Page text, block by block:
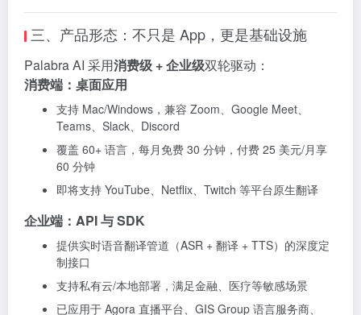
三、产品形态：不只是 App，更是基础设施
Palabra AI 采用消费级 + 企业级双轮驱动：
消费端：桌面应用
支持 Mac/Windows，兼容 Zoom、Google Meet、
Teams、Slack、Discord
覆盖 60+ 语言，每月免费 30 分钟，付费 25 美元/月享
60 分钟
即将支持 YouTube、Netflix、Twitch 等平台原生翻译
企业端：API 与 SDK
提供实时语音翻译管道（ASR + 翻译 + TTS）的深度定
制接口
支持私有云/本地部署，满足金融、医疗等敏感场景
已应用于 Agora 直播平台、GIS Group 语言服务商、